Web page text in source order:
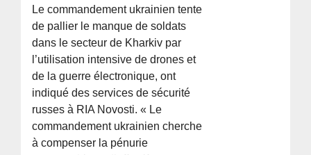
Le commandement ukrainien tente
de pallier le manque de soldats
dans le secteur de Kharkiv par
l’utilisation intensive de drones et
de la guerre électronique, ont
indiqué des services de sécurité
russes à RIA Novosti. « Le
commandement ukrainien cherche
à compenser la pénurie